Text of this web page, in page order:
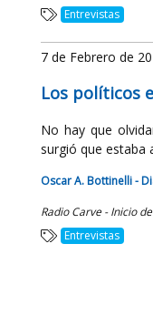
Entrevistas
7 de Febrero de
Los políticos
No hay que
surgió que estaba
Oscar A. Bottinelli -
Radio Carve - Inicio
Entrevistas